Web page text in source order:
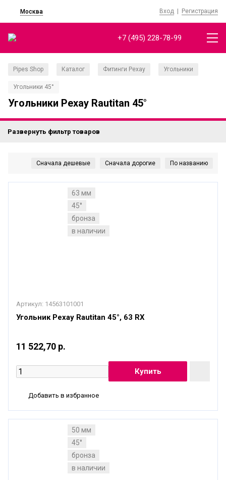
Москва Вход | Регистрация
+7 (495) 228-78-99
Pipes Shop Каталог Фитинги Рехау Угольники
Угольники 45°
Угольники Рехау Rautitan 45°
Развернуть фильтр товаров
63 мм
45°
бронза
в наличии
Артикул: 14563101001
Угольник Рехау Rautitan 45°, 63 RX
11 522,70 р.
Добавить в избранное
50 мм
45°
бронза
в наличии